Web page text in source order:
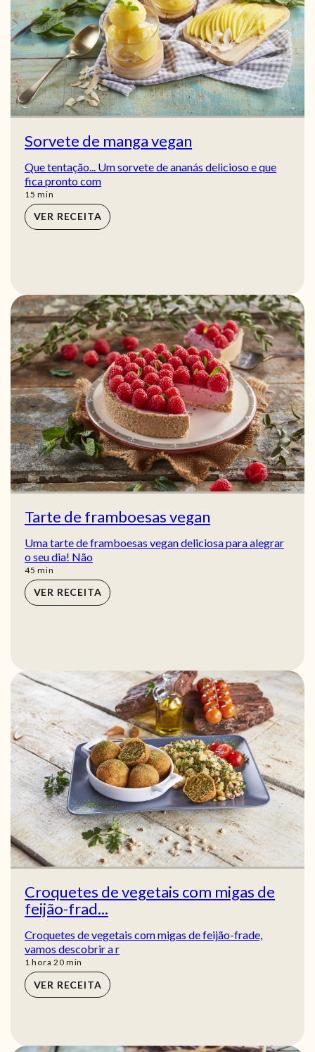
Sorvete de manga vegan
Que tentação... Um sorvete de ananás delicioso e que
fica pronto com
15 min
min
VER RECEITA
Tarte de framboesas vegan
Uma tarte de framboesas vegan deliciosa para alegrar
o seu dia! Não
45 min
min
VER RECEITA
Croquetes de vegetais com migas de
feijão-frad...
Croquetes de vegetais com migas de feijão-frade,
vamos descobrir a r
1 hora
hora 20min
min
VER RECEITA